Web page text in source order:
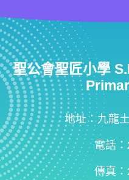
聖公會聖匠小學
地址：九龍
電話
傳真